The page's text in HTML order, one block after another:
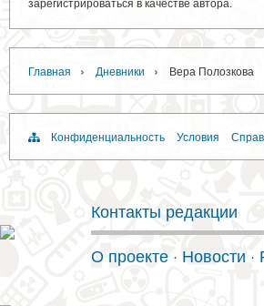
Главная › Дневники › Вера Полозкова
Конфиденциальность Условия
Контакты редакции
О проекте · Новости ·